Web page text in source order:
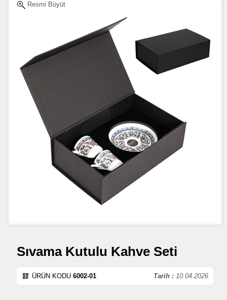
Resmi Büyüt
Sıvama Kutulu Kahve Seti
Tarih : 10.04.2026
ÜRÜN KODU 6002-01